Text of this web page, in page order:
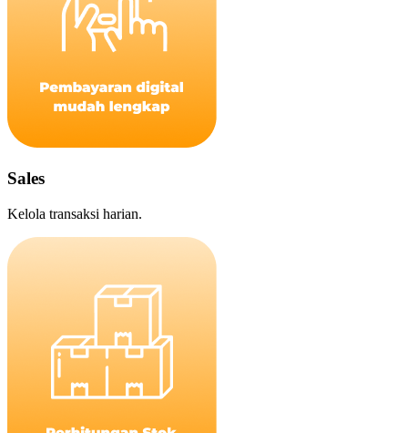
Sales
Kelola transaksi harian.